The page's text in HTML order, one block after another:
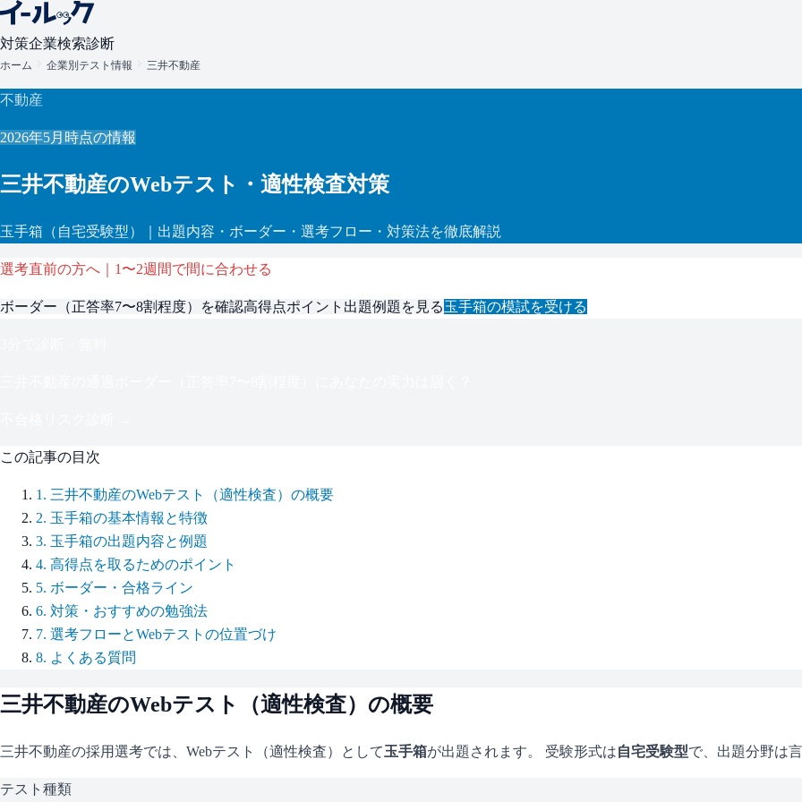
対策企業検索診断
ホーム 企業別テスト情報 三井不動産
不動産
2026年5月 時点の情報
三井不動産のWebテスト・適性検査対策
玉手箱 （自宅受験型） ｜出題内容・ボーダー・選考フロー・対策法を徹底解説
選考直前の方へ｜1〜2週間で間に合わせる
ボーダー（正答率7〜8割程度）を確認高得点ポイント 出題例題を見る玉手箱の模試を受ける
この記事の目次
1 . 三井不動産のWebテスト（適性検査）の概要
2. 玉手箱の基本情報と特徴
3. 玉手箱の出題内容と例題
4. 高得点を取るためのポイント
5. ボーダー・合格ライン
6. 対策・おすすめの勉強法
7. 選考フローとWebテストの位置づけ
8. よくある質問
三井不動産のWebテスト（適性検査）の概要
三井不動産の採用選考では、Webテスト（適性検査）として玉手箱が出題されます。 受験形式は自宅受験型で、 出題分野は
テスト種類